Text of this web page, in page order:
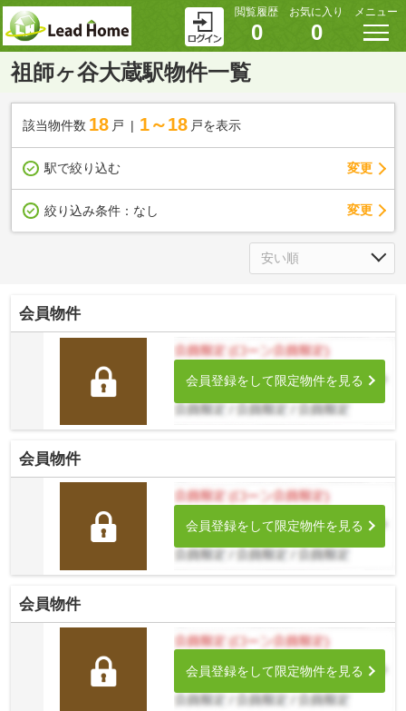
閲覧履歴
0
お気に入り
0
メニュー
祖師ヶ谷大蔵駅物件一覧
該当物件数 18 戸 1～18 戸を表示
駅で絞り込む 変更
絞り込み条件： なし 変更
会員物件
会員登録をして限定物件を見る
会員物件
会員登録をして限定物件を見る
会員物件
会員登録をして限定物件を見る